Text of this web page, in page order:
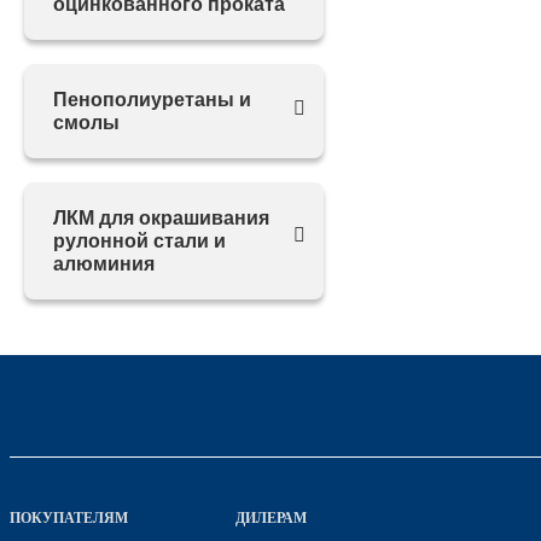
оцинкованного проката
Пенополиуретаны и
смолы
ЛКМ для окрашивания
рулонной стали и
алюминия
ПОКУПАТЕЛЯМ ДИЛЕРАМ